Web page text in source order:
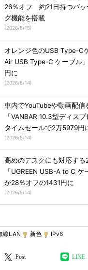
26％オフ 約21日持つバッ
グ機能を搭載
(2026/5/15)
オレンジ色のUSB Type-C
Air USB Type-C ケーブル
円に
(2026/5/14)
車内でYouTubeや動画配信
「VANBAR 10.3型ディス
タイムセールで2万5979円
(2026/5/14)
高めのデスクにも対応する
「UGREEN USB-A to C
が28％オフの1431円に
(2026/5/14)
線LAN 新色 IPv6
Post LINE